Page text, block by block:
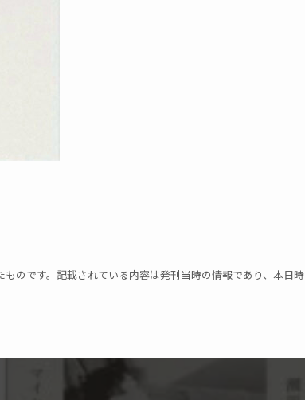
のです。記載されている内容は発刊当時の情報であり、本日時